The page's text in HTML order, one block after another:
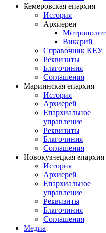
Кемеровская епархия
История
Архиереи
Митрополит
Викарий
Справочник КЕУ
Реквизиты
Благочиния
Соглашения
Мариинская епархия
История
Архиерей
Епархиальное
управление
Реквизиты
Благочиния
Соглашения
Новокузнецкая епархия
История
Архиерей
Епархиальное
управление
Реквизиты
Благочиния
Соглашения
Медиа